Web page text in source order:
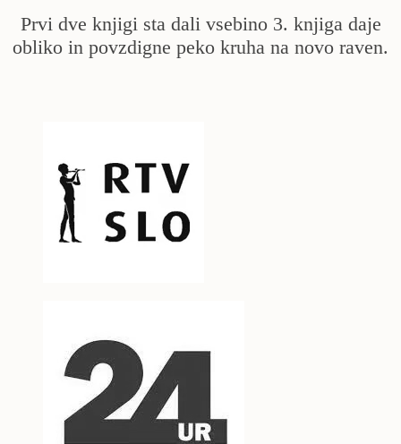
Prvi dve knjigi sta dali vsebino 3. knjiga daje
obliko in povzdigne peko kruha na novo raven.